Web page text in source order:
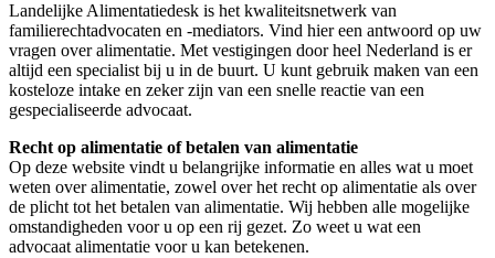
Landelijke Alimentatiedesk is het kwaliteitsnetwerk van
familierechtadvocaten en -mediators. Vind hier een antwoord op uw
vragen over alimentatie. Met vestigingen door heel Nederland is er
altijd een specialist bij u in de buurt. U kunt gebruik maken van een
kosteloze intake en zeker zijn van een snelle reactie van een
gespecialiseerde advocaat.
Recht op alimentatie of betalen van alimentatie
Op deze website vindt u belangrijke informatie en alles wat u moet
weten over alimentatie, zowel over het recht op alimentatie als over
de plicht tot het betalen van alimentatie. Wij hebben alle mogelijke
omstandigheden voor u op een rij gezet. Zo weet u wat een
advocaat alimentatie voor u kan betekenen.